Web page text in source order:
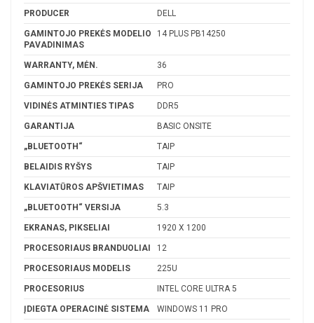
PRODUCER DELL
GAMINTOJO PREKĖS MODELIO
PAVADINIMAS
14 PLUS PB14250
WARRANTY, MĖN. 36
GAMINTOJO PREKĖS SERIJA PRO
VIDINĖS ATMINTIES TIPAS DDR5
GARANTIJA BASIC ONSITE
„BLUETOOTH“ TAIP
BELAIDIS RYŠYS TAIP
KLAVIATŪROS APŠVIETIMAS TAIP
„BLUETOOTH“ VERSIJA 5.3
EKRANAS, PIKSELIAI 1920 X 1200
PROCESORIAUS BRANDUOLIAI 12
PROCESORIAUS MODELIS 225U
PROCESORIUS INTEL CORE ULTRA 5
ĮDIEGTA OPERACINĖ SISTEMA WINDOWS 11 PRO